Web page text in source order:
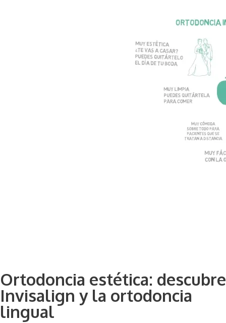
Ortodoncia estética: descubre
Invisalign y la ortodoncia
lingual